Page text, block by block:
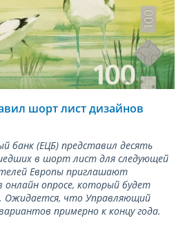
шорт лист дизайнов
банк (ЕЦБ) представил десять
в шорт лист для следующей
Европы приглашают
онлайн опросе, который будет
Ожидается, что Управляющий
примерно к концу года.